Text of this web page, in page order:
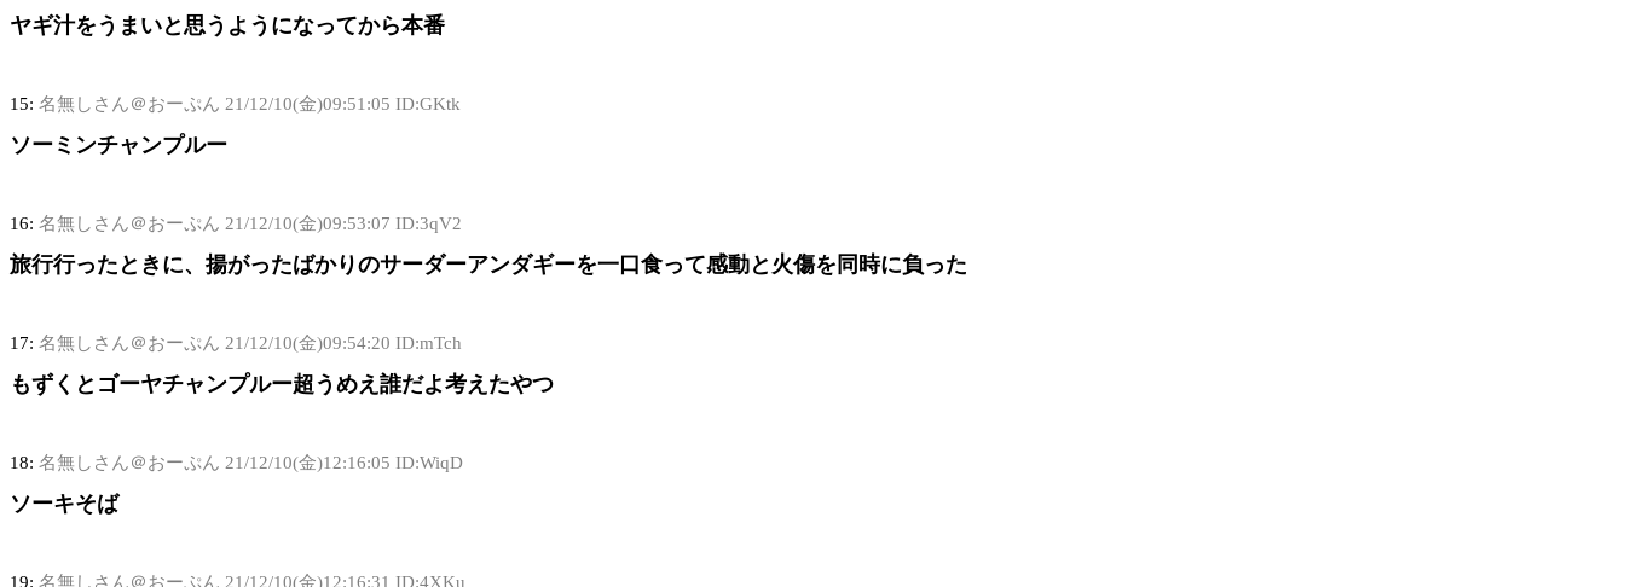
ヤギ汁をうまいと思うようになってから本番
15: 名無しさん＠おーぷん 21/12/10(金)09:51:05 ID:GKtk
ソーミンチャンプルー
16: 名無しさん＠おーぷん 21/12/10(金)09:53:07 ID:3qV2
旅行行ったときに、揚がったばかりのサーダーアンダギーを一口食って感動と火傷を同時に負った
17: 名無しさん＠おーぷん 21/12/10(金)09:54:20 ID:mTch
もずくとゴーヤチャンプルー超うめえ誰だよ考えたやつ
18: 名無しさん＠おーぷん 21/12/10(金)12:16:05 ID:WiqD
ソーキそば
19: 名無しさん＠おーぷん 21/12/10(金)12:16:31 ID:4XKu